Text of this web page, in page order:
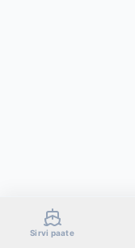
Sirvi paate